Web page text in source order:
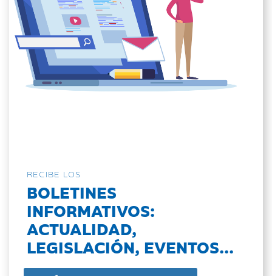
RECIBE LOS
BOLETINES
INFORMATIVOS:
ACTUALIDAD,
LEGISLACIÓN, EVENTOS...